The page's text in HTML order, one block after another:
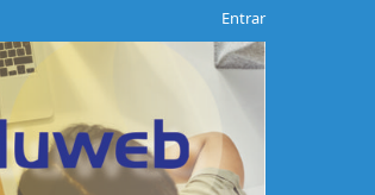
Entrar